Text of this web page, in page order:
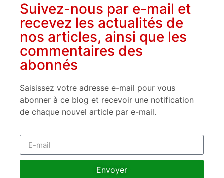
Suivez-nous par e-mail et
recevez les actualités de
nos articles, ainsi que les
commentaires des
abonnés
Saisissez votre adresse e-mail pour vous
abonner à ce blog et recevoir une notification
de chaque nouvel article par e-mail.
Envoyer